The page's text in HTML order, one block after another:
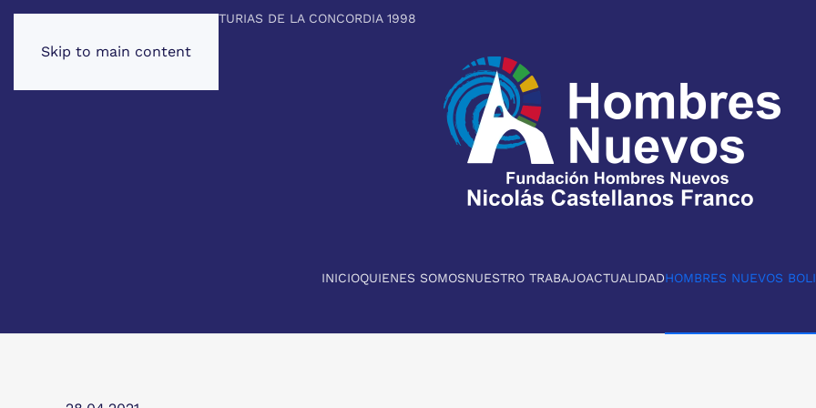
Skip to main content
PREMIO PRINCIPE DE ASTURIAS DE LA CONCORDIA 1998
INICIOQUIENES SOMOSNUESTRO TRABAJOACTUALIDADHOMBRES NUEVOS